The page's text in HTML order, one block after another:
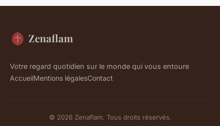
Zenaflam
Votre regard quotidien sur le monde qui vous entoure
AccueilMentions légalesContact
© 2026 Zenaflam. Tous droits réservés.